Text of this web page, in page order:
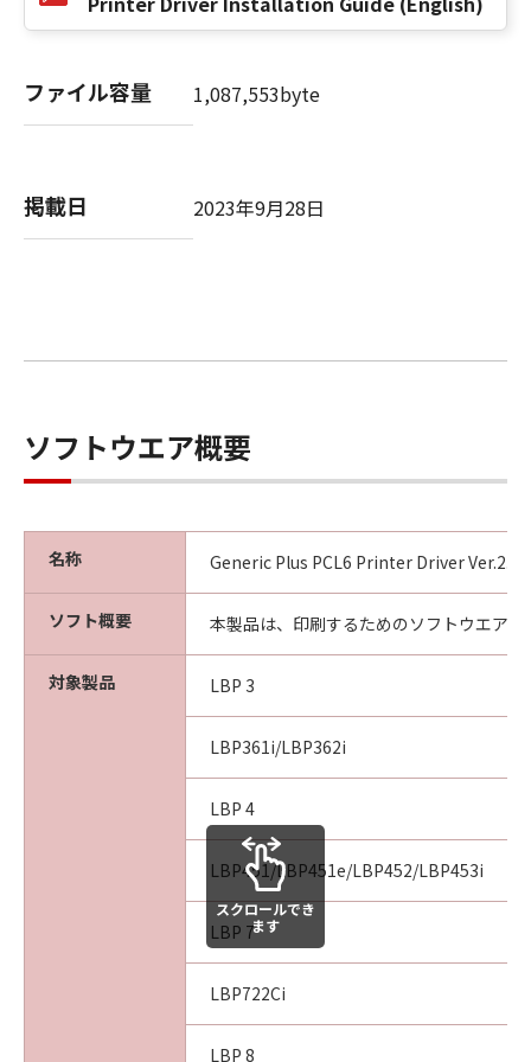
SUBSIDIARIES OR AFFILIATES, THEIR
LICENSORS BE LIABLE FOR ANY DAMAGES
WHATSOEVER (INCLUDING WITHOUT
LIMITATION, LOSS OF BUSINESS PROFITS,
BUSINESS INTERRUPTION OR OTHER
COMPENSATORY, INCIDENTAL OR
CONSEQUENTIAL DAMAGES) ARISING OUT OF
AFFILIATES, THEIR DISTRIBUTORS, DEALERS
SOME STATES OR LEGAL JURISDICTIONS DO
NOT ALLOW THE LIMITATION OR EXCLUSION
CONSEQUENTIAL DAMAGES, OR PERSONAL
INJURY OR DEATH RESULTING FROM
NEGLIGENCE ON THE PART OF THE SELLER,
SO THE ABOVE LIMITATION OR EXCLUSION
YOU HEREBY RELEASE CANON, CANON'S
SUBSIDIARIES AND AFFILIATES, THEIR
DISTRIBUTORS, DEALERS AND CANON'S
LICENSORS FROM ANY AND ALL LIABILITY
ARISING FROM OR RELATED TO ALL CLAIMS
CONCERNING THE SOFTWARE OR ITS USE.
This Agreement is effective upon your
indicating your acceptance as stated below or
ファイル容量 1,087,553byte
掲載日 2023年9月28日
ソフトウエア概要
名称 Generic Plus PCL6 Printer Driver
ソフト概要 本製品は、印刷するためのソフトウエアで
対象製品 LBP 3
LBP361i/LBP362i
LBP 4
LBP451/LBP451e/LBP452/LBP453i
LBP 7
LBP722Ci
LBP 8
スクロールでき
ます